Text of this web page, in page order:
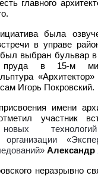
главного
была
в управе
выбран бульвар в
пруда в 15-м
Игорь Покровский.
имени
участник
организации
Александр
неразрывно